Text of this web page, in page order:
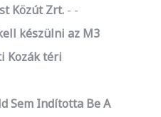
Közút Zrt.
-
készülni az M3
Kozák téri
Sem Indította Be A